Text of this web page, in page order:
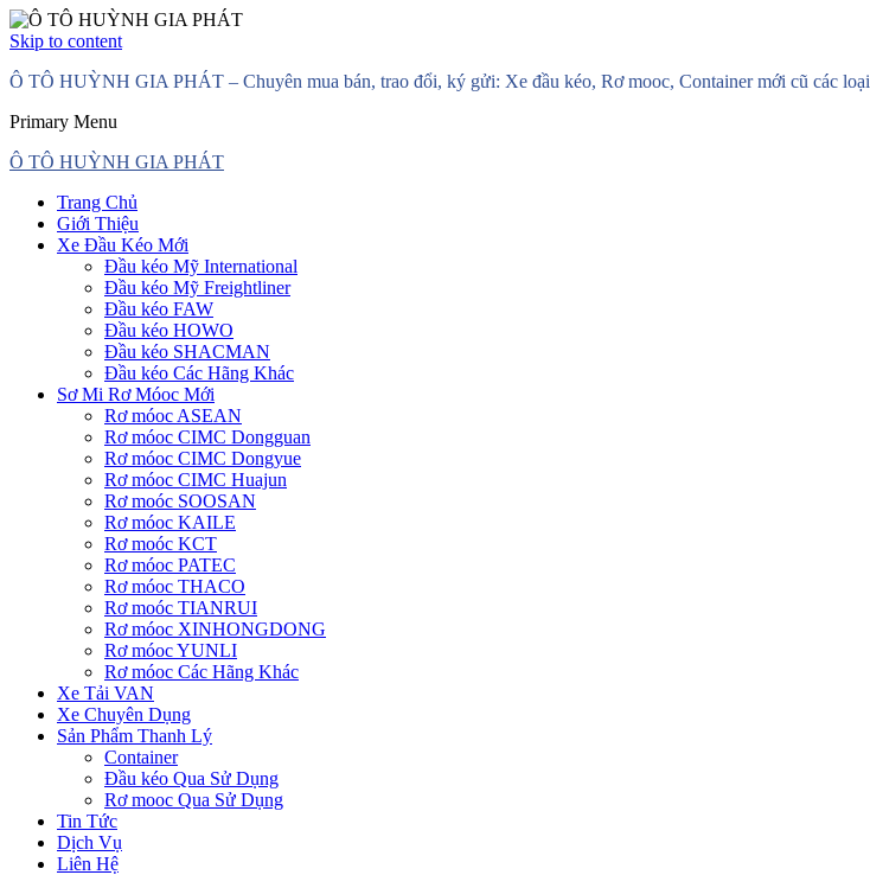
Skip to content
Ô TÔ HUỲNH GIA PHÁT – Chuyên mua bán, trao đổi, ký gửi: Xe đầu kéo, Rơ mooc, Container mới cũ các loại
Primary Menu
Ô TÔ HUỲNH GIA PHÁT
Trang Chủ
Giới Thiệu
Xe Đầu Kéo Mới
Đầu kéo Mỹ International
Đầu kéo Mỹ Freightliner
Đầu kéo FAW
Đầu kéo HOWO
Đầu kéo SHACMAN
Đầu kéo Các Hãng Khác
Sơ Mi Rơ Móoc Mới
Rơ móoc ASEAN
Rơ móoc CIMC Dongguan
Rơ móoc CIMC Dongyue
Rơ móoc CIMC Huajun
Rơ moóc SOOSAN
Rơ móoc KAILE
Rơ moóc KCT
Rơ móoc PATEC
Rơ móoc THACO
Rơ moóc TIANRUI
Rơ móoc XINHONGDONG
Rơ móoc YUNLI
Rơ móoc Các Hãng Khác
Xe Tải VAN
Xe Chuyên Dụng
Sản Phẩm Thanh Lý
Container
Đầu kéo Qua Sử Dụng
Rơ mooc Qua Sử Dụng
Tin Tức
Dịch Vụ
Liên Hệ